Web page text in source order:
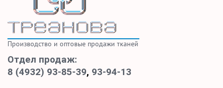
Производство и оптовые продажи тканей
Отдел продаж:
8 (4932) 93-85-39, 93-94-13